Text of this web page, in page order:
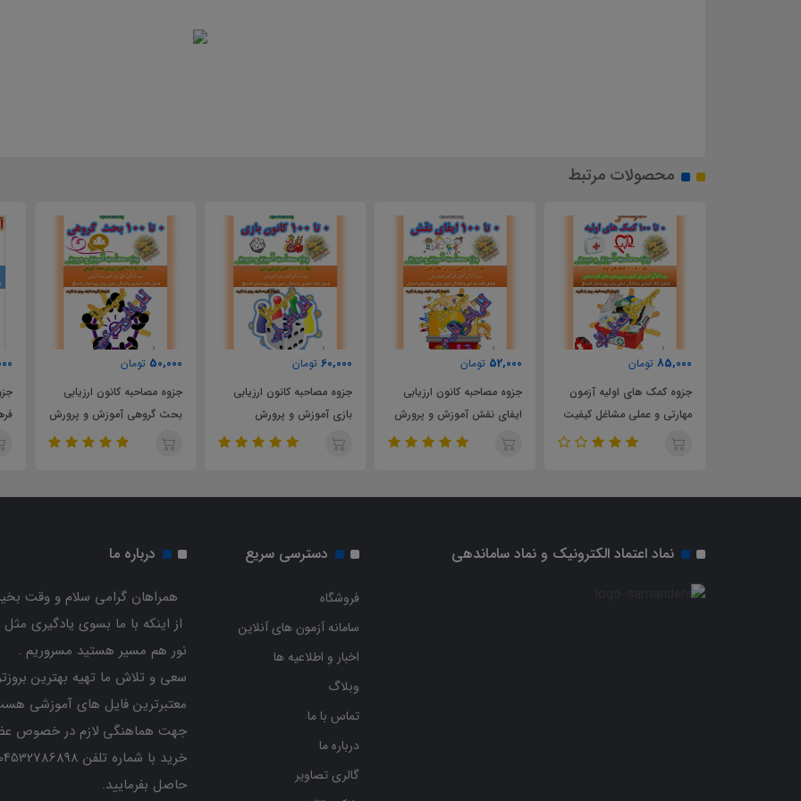
محصولات مرتبط
85,000 تومان
جزوه کمک های اولیه آزمون
مهارتی و عملی مشاغل کیفیت
بخشی
52,000 تومان
جزوه مصاحبه کانون ارزیابی
ایفای نقش آموزش و پرورش
60,000 تومان
جزوه مصاحبه کانون ارزیابی
بازی آموزش و پرورش
50,000 تومان
جزوه مصاحبه کانون ارزیابی
بحث گروهی آموزش و پرورش
نماد اعتماد الکترونیک و نماد ساماندهی دسترسی سریع
فروشگاه
سامانه آزمون های آنلاین
اخبار و اطلاعیه ها
وبلاگ
تماس با ما
درباره ما
گالری تصاویر
درباره ما
همراهان گرامی سلام و وقت
از اینکه با ما بسوی یادگیری
نور هم مسیر هستید مسروریم .
سعی و تلاش ما تهیه بهترین
معتبرترین فایل های آموزشی
جهت هماهنگی لازم در خصوص
حاصل بفرمایید.